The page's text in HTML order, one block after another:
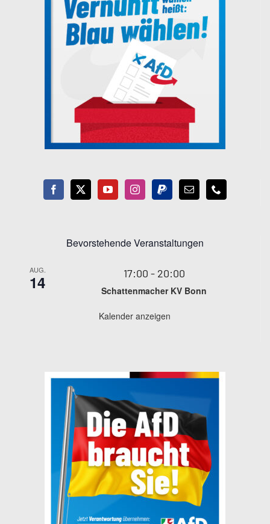
Bevorstehende Veranstaltungen
AUG.
14 17:00 - 20:00
Schattenmacher KV Bonn
Kalender anzeigen